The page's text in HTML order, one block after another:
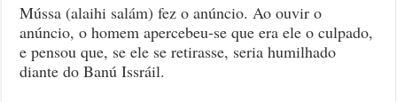
Mússa (alaihi salám) fez o anúncio. Ao ouvir o
anúncio, o homem apercebeu-se que era ele o culpado,
e pensou que, se ele se retirasse, seria humilhado
diante do Banú Issráil.